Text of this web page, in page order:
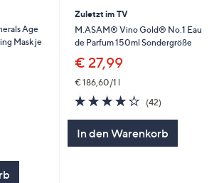
Age
Mask je
Zuletzt im TV
M.ASAM® Vino Gold® No.1 Eau
de Parfum 150ml Sondergröße
€ 27,99
€ 186,60/1 l
4.1
von
(42)42
In den Warenkorb